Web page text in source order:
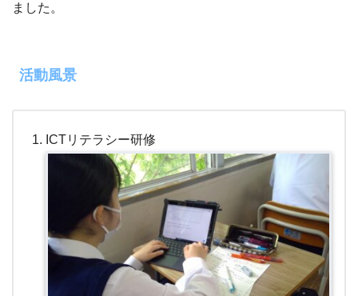
ました。
活動風景
ICTリテラシー研修